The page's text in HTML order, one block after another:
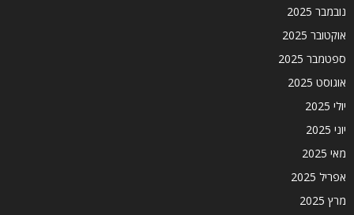
נובמבר 2025
אוקטובר 2025
ספטמבר 2025
אוגוסט 2025
יולי 2025
יוני 2025
מאי 2025
אפריל 2025
מרץ 2025